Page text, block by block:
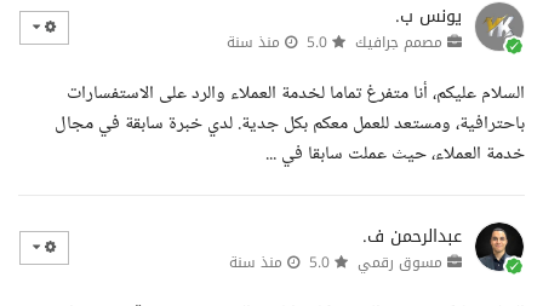
يونس ب.
مصمم جرافيك منذ سنة
السلام عليكم، أنا متفرغ تماما لخدمة العملاء والرد على الاستفسارات
باحترافية، ومستعد للعمل معكم بكل جدية. لدي خبرة سابقة في مجال
خدمة العملاء، حيث عملت سابقا في ...
عبدالرحمن ف.
مسوق رقمي منذ سنة